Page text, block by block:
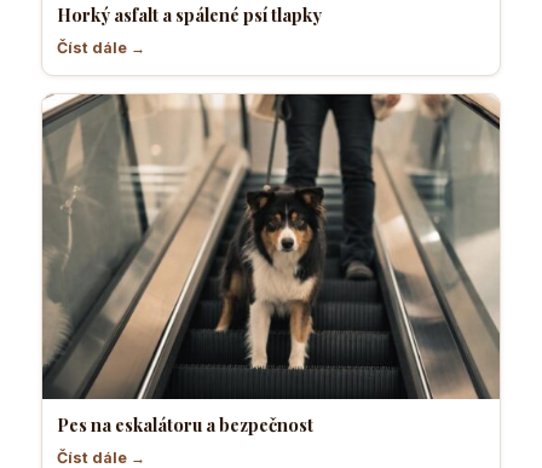
Horký asfalt a spálené psí tlapky
Číst dále →
Pes na eskalátoru a bezpečnost
Číst dále →